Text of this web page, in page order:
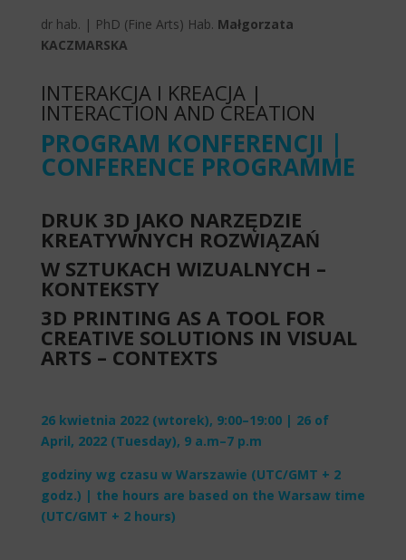
dr hab. | PhD (Fine Arts) Hab. Małgorzata
KACZMARSKA
INTERAKCJA I KREACJA |
INTERACTION AND CREATION
PROGRAM KONFERENCJI |
CONFERENCE PROGRAMME
DRUK 3D JAKO NARZĘDZIE
KREATYWNYCH ROZWIĄZAŃ
W SZTUKACH WIZUALNYCH –
KONTEKSTY
3D PRINTING AS A TOOL FOR
CREATIVE SOLUTIONS IN VISUAL
ARTS – CONTEXTS
26 kwietnia 2022 (wtorek), 9:00–19:00 | 26 of
April, 2022 (Tuesday), 9 a.m–7 p.m
godziny wg czasu w Warszawie (UTC/GMT + 2
godz.) | the hours are based on the Warsaw time
(UTC/GMT + 2 hours)